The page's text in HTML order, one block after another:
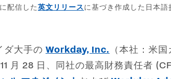
配信した英文リリースに基づき作成した日本
ダ大手の Workday, Inc. （本社：米
月 28 日、同社の最高財務責任者